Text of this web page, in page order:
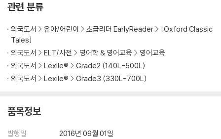
관련 분류
외국도서 유아/어린이 초급리더 EarlyReader
[Oxford Classic
Tales]
외국도서
ELT/사전 영어학 & 영어교육
영어교육
외국도서
Lexile®
Grade2 (140L-500L)
외국도서
Lexile® Grade3 (330L-700L)
품목정보
발행일
2016년 09월 01일